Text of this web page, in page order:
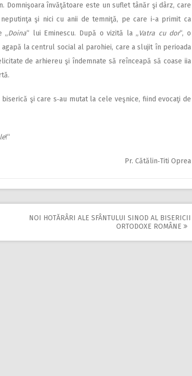
Dom­­ni­şoara învăţătoare este un su­flet tânăr şi dârz, care
şi nici cu anii de temniţă, pe care i-a primit ca
„Doina“ lui Eminescu. După o vizită la „Vatra cu dor“, o
la centrul social al parohiei, care a slujit în perioada
de arhiereu şi îndemnate să reînceapă să coase iia
şi care s‑au mutat la cele veşnice, fiind evocaţi de
!“
Pr. Cătălin‑Titi Oprea
NOI HOTĂRÂRI ALE SFÂNTULUI SINOD AL BISERICII
ORTODOXE ROMÂNE